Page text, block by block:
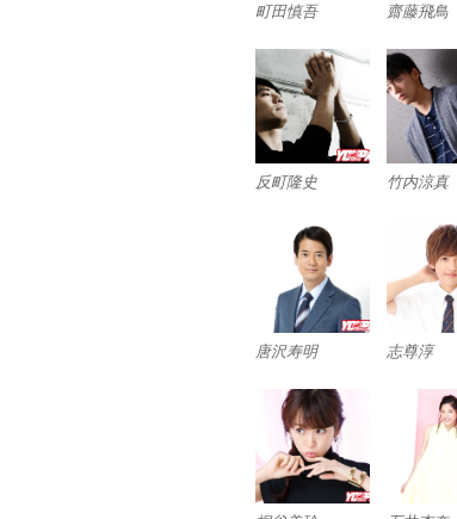
町田慎吾 齋藤飛鳥
反町隆史 竹内涼真
唐沢寿明 志尊淳